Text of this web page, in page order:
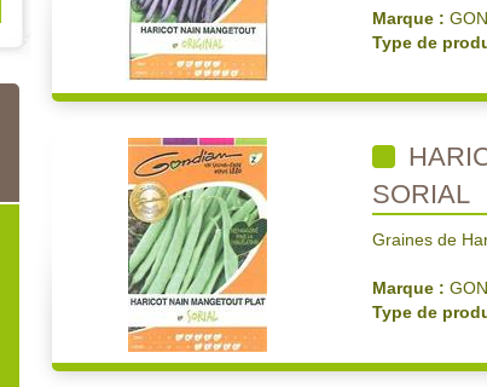
Marque :
Type de
SORIAL
Graines de
Marque :
Type de